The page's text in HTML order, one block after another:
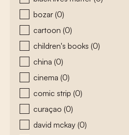
bozar (0)
cartoon (0)
children's books (0)
china (0)
cinema (0)
comic strip (0)
curaçao (0)
david mckay (0)